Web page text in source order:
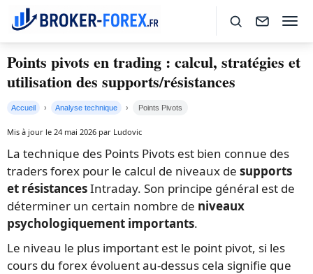
Points pivots en trading : calcul, stratégies et
utilisation des supports/résistances
Accueil Analyse technique Points Pivots
Mis à jour le 24 mai 2026 par Ludovic
La technique des Points Pivots est bien connue des
traders forex pour le calcul de niveaux de supports
et résistancesIntraday. Son principe général est de
déterminer un certain nombre de niveaux
psychologiquement importants.
Le niveau le plus important est le point pivot, si les
cours du forex évoluent au-dessus cela signifie que